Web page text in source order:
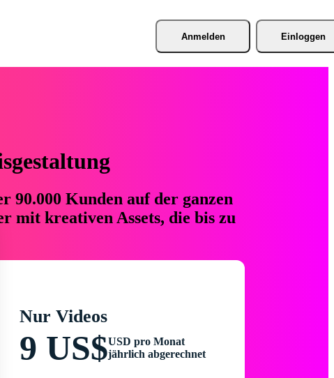
Anmelden Einloggen
90.000 Kunden auf der ganzen
mit kreativen Assets, die bis zu
Nur Videos
9 US$USD pro Monat
jährlich abgerechnet